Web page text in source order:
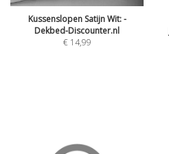
Kussenslopen Satijn Wit: -
Dekbed-Discounter.nl
€ 14,99